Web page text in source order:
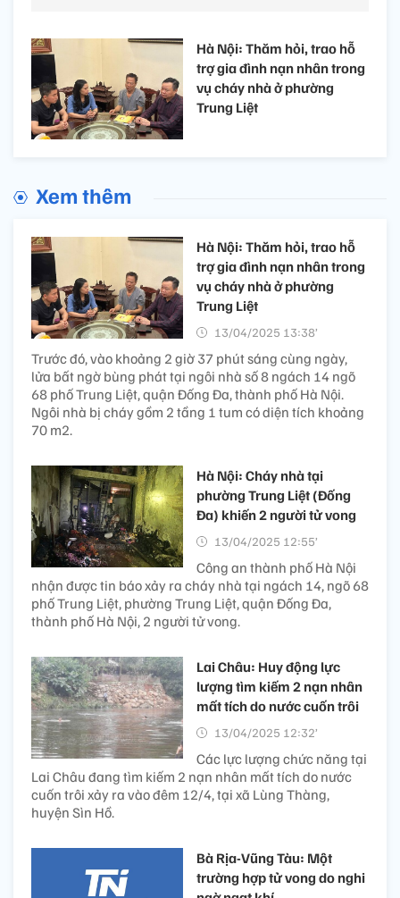
Hà Nội: Thăm hỏi, trao hỗ
trợ gia đình nạn nhân trong
vụ cháy nhà ở phường
Trung Liệt
Xem thêm
Hà Nội: Thăm hỏi, trao hỗ
trợ gia đình nạn nhân trong
vụ cháy nhà ở phường
Trung Liệt
13/04/2025 13:38’
Trước đó, vào khoảng 2 giờ 37 phút sáng cùng ngày,
lửa bất ngờ bùng phát tại ngôi nhà số 8 ngách 14 ngõ
68 phố Trung Liệt, quận Đống Đa, thành phố Hà Nội.
Ngôi nhà bị cháy gồm 2 tầng 1 tum có diện tích khoảng
70 m2.
Hà Nội: Cháy nhà tại
phường Trung Liệt (Đống
Đa) khiến 2 người tử vong
13/04/2025 12:55’
Công an thành phố Hà Nội
nhận được tin báo xảy ra cháy nhà tại ngách 14, ngõ 68
phố Trung Liệt, phường Trung Liệt, quận Đống Đa,
thành phố Hà Nội, 2 người tử vong.
Lai Châu: Huy động lực
lượng tìm kiếm 2 nạn nhân
mất tích do nước cuốn trôi
13/04/2025 12:32’
Các lực lượng chức năng tại
Lai Châu đang tìm kiếm 2 nạn nhân mất tích do nước
cuốn trôi xảy ra vào đêm 12/4, tại xã Lùng Thàng,
huyện Sìn Hồ.
Bà Rịa-Vũng Tàu: Một
trường hợp tử vong do nghi